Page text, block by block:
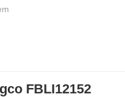
FBLI12152